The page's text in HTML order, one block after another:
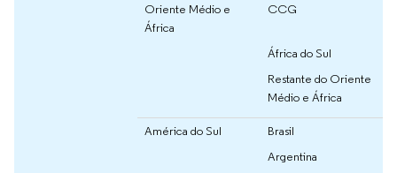
Oriente Médio e
África
CCG
África do Sul
Restante do Oriente
Médio e África
América do Sul
Brasil
Argentina